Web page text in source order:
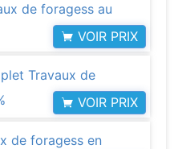
de foragess au
VOIR PRIX
Travaux de
VOIR PRIX
de foragess en